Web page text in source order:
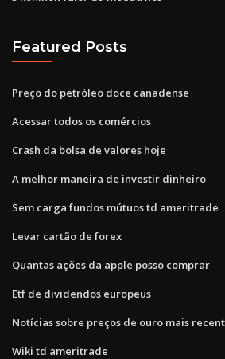
Featured Posts
Preço do petróleo doce canadense
Acessar todos os comércios
Crash da bolsa de valores hoje
A melhor maneira de investir dinheiro
Sem carga fundos mútuos td ameritrade
Levar cartão de forex
Quantas ações da apple posso comprar
Etf de dividendos europeus
Notícias sobre preços de ouro mais
Wiki td ameritrade